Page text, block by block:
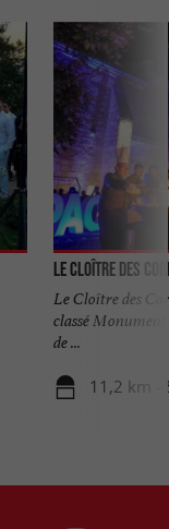
Le Cloître des
Le Cloître des
classé
de ...
11,2 km -